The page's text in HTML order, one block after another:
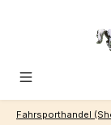
Zum Hauptinhalt
Fahrsporthandel